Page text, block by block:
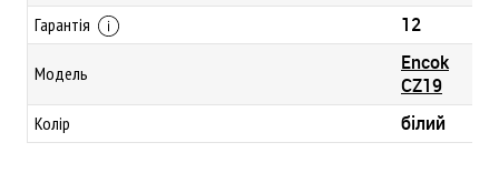
Гарантія 12
Модель
Encok
CZ19
Колір білий